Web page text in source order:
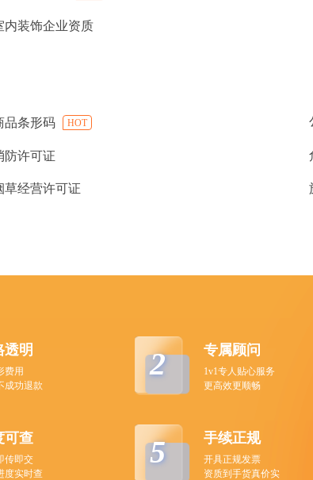
内装饰企业资质
品条形码 HOT
防许可证
草经营许可证
透明
费用
成功退款
2 专属顾问
1v1专人贴心服务
更高效更顺畅
可查
传即交
度实时查
5 手续正规
开具正规发票
资质到手货真价实